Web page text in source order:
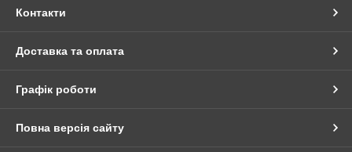
Контакти
Доставка та оплата
Графік роботи
Повна версія сайту